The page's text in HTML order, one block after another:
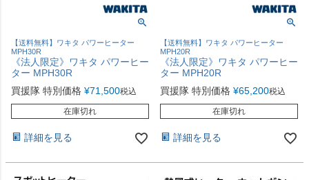
【送料無料】ワキタ パワーヒーター
MPH30R
《法人限定》ワキタ パワーヒー
ター MPH30R
買援隊 特別価格 ¥71,500税込
在庫切れ
詳細を見る
【送料無料】ワキタ パワーヒーター
MPH20R
《法人限定》ワキタ パワーヒー
ター MPH20R
買援隊 特別価格 ¥65,200税込
在庫切れ
詳細を見る